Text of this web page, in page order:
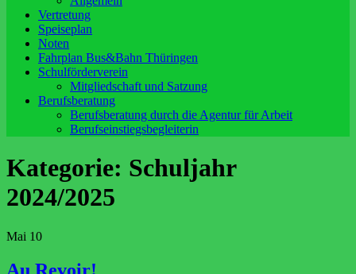
Vertretung
Speiseplan
Noten
Fahrplan Bus&Bahn Thüringen
Schulförderverein
Mitgliedschaft und Satzung
Berufsberatung
Berufsberatung durch die Agentur für Arbeit
Berufseinstiegsbegleiterin
Kategorie: Schuljahr
2024/2025
Mai 10
Au Revoir!